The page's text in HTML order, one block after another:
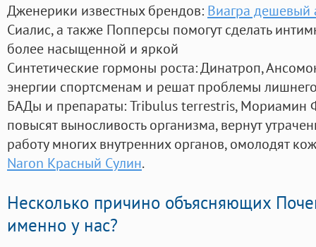
Дженерики известных брендов: Виагра дешевый
Сиалис, а также Попперсы помогут сделать
более насыщенной и яркой
Синтетические гормоны роста: Динатроп,
энергии спортсменам и решат проблемы
БАДы и препараты:Tribulus terrestris, Мориамин
повысят выносливость организма, вернут
работу многих внутренних органов, омолодят
Naron Красный Сулин.
Несколько причино объясняющих
именно у нас?